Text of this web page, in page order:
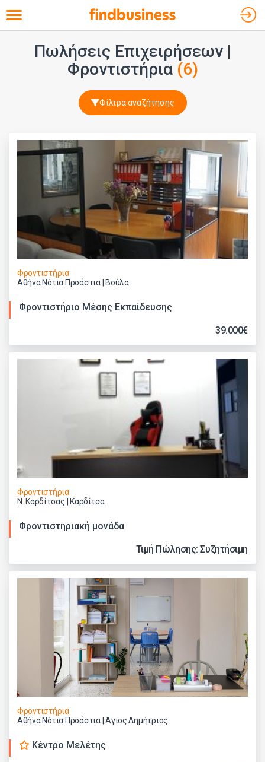
Toggle navigation
Πωλήσεις Επιχειρήσεων |
Φροντιστήρια (6)
Φίλτρα αναζήτησης
Φροντιστήρια
Αθήνα Νότια Προάστια | Βούλα
Φροντιστήριο Μέσης Εκπαίδευσης
39.000€
Φροντιστήρια
Ν. Καρδίτσας | Καρδίτσα
Φροντιστηριακή μονάδα
Τιμή Πώλησης: Συζητήσιμη
Φροντιστήρια
Αθήνα Νότια Προάστια | Άγιος Δημήτριος
Κέντρο Μελέτης